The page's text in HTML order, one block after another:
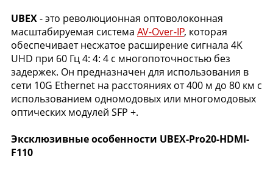
UBEX- это революционная оптоволоконная
масштабируемая система AV-Over-IP, которая
обеспечивает несжатое расширение сигнала 4K
UHD при 60 Гц 4: 4: 4 с многопоточностью без
задержек. Он предназначен для использования в
сети 10G Ethernet на расстояниях от 400 м до 80 км с
использованием одномодовых или многомодовых
оптических модулей SFP +.
Эксклюзивные особенности UBEX-Pro20-HDMI-
F110